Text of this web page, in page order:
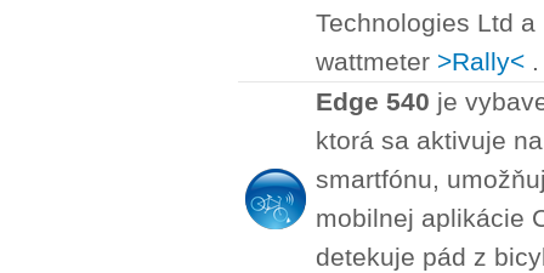
Technologies Ltd
wattmeter >Rally< .
Edge 540 je
ktorá sa aktivuje
smartfónu,
mobilnej aplikácie
detekuje pád z